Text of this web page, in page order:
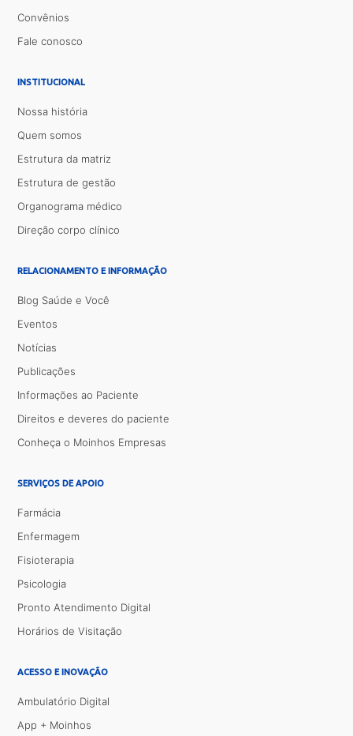
Convênios
Fale conosco
INSTITUCIONAL
Nossa história
Quem somos
Estrutura da matriz
Estrutura de gestão
Organograma médico
Direção corpo clínico
RELACIONAMENTO E INFORMAÇÃO
Blog Saúde e Você
Eventos
Notícias
Publicações
Informações ao Paciente
Direitos e deveres do paciente
Conheça o Moinhos Empresas
SERVIÇOS DE APOIO
Farmácia
Enfermagem
Fisioterapia
Psicologia
Pronto Atendimento Digital
Horários de Visitação
ACESSO E INOVAÇÃO
Ambulatório Digital
App + Moinhos